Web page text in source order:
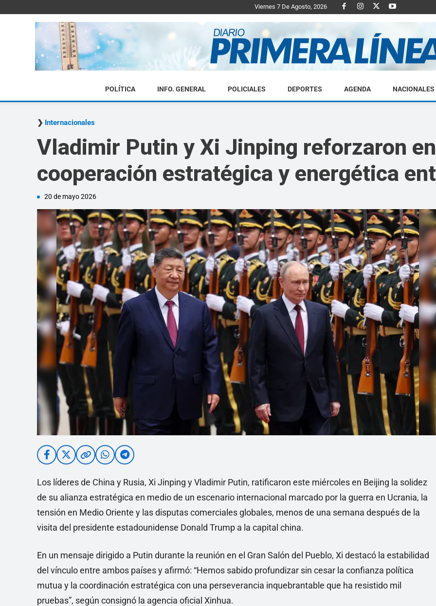
Viernes 7 De Agosto, 2026
Diario
Linea
POLÍTICA INFO. GENERAL POLICIALES DEPORTES AGENDA NACIONALES
Internacionales
Vladimir Putin y Xi Jinping reforzaron
cooperación estratégica y energética
20 de mayo 2026
Los líderes de China y Rusia, Xi Jinping y Vladimir Putin, ratificaron este miércoles en Beijing la solidez
de su alianza estratégica en medio de un escenario internacional marcado por la guerra en Ucrania, la
tensión en Medio Oriente y las disputas comerciales globales, menos de una semana después de la
visita del presidente estadounidense Donald Trump a la capital china.
En un mensaje dirigido a Putin durante la reunión en el Gran Salón del Pueblo, Xi destacó la estabilidad
del vínculo entre ambos países y afirmó: “Hemos sabido profundizar sin cesar la confianza política
mutua y la coordinación estratégica con una perseverancia inquebrantable que ha resistido mil
pruebas”, según consignó la agencia oficial Xinhua.